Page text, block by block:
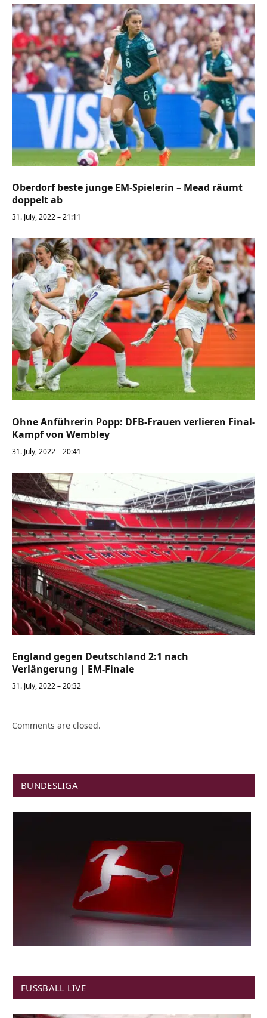
Oberdorf beste junge EM-Spielerin – Mead räumt
doppelt ab
31. July, 2022 – 21:11
Ohne Anführerin Popp: DFB-Frauen verlieren Final-
Kampf von Wembley
31. July, 2022 – 20:41
England gegen Deutschland 2:1 nach
Verlängerung | EM-Finale
31. July, 2022 – 20:32
Comments are closed.
BUNDESLIGA
FUSSBALL LIVE